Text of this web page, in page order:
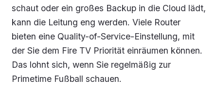
schaut oder ein großes Backup in die Cloud lädt,
kann die Leitung eng werden. Viele Router
bieten eine Quality-of-Service-Einstellung, mit
der Sie dem Fire TV Priorität einräumen können.
Das lohnt sich, wenn Sie regelmäßig zur
Primetime Fußball schauen.